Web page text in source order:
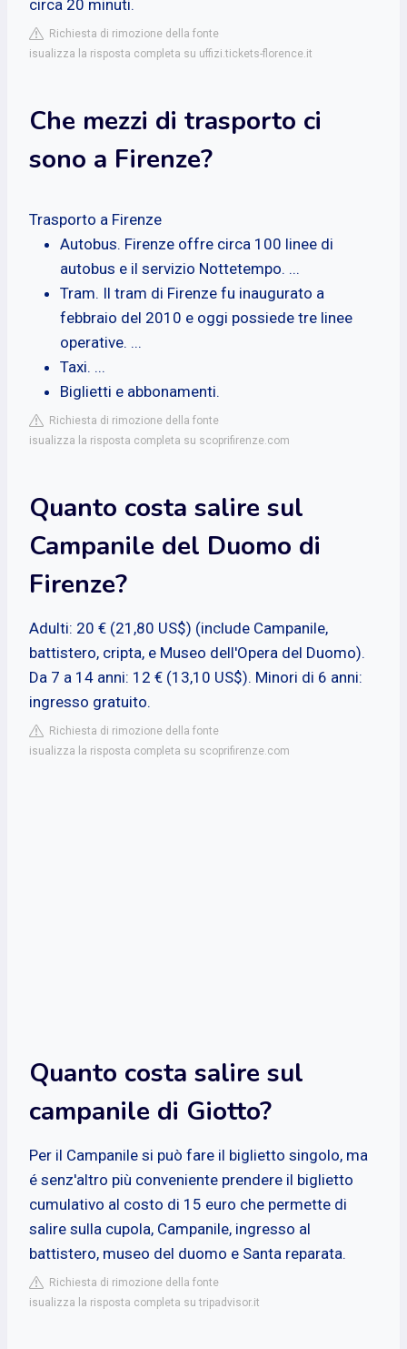
circa 20 minuti.
Richiesta di rimozione della fonte
isualizza la risposta completa su uffizi.tickets-florence.it
Che mezzi di trasporto ci
sono a Firenze?
Trasporto a Firenze
Autobus. Firenze offre circa 100 linee di
autobus e il servizio Nottetempo. ...
Tram. Il tram di Firenze fu inaugurato a
febbraio del 2010 e oggi possiede tre linee
operative. ...
Taxi. ...
Biglietti e abbonamenti.
Richiesta di rimozione della fonte
isualizza la risposta completa su scoprifirenze.com
Quanto costa salire sul
Campanile del Duomo di
Firenze?
Adulti: 20 € (21,80 US$) (include Campanile,
battistero, cripta, e Museo dell'Opera del Duomo).
Da 7 a 14 anni: 12 € (13,10 US$). Minori di 6 anni:
ingresso gratuito.
Richiesta di rimozione della fonte
isualizza la risposta completa su scoprifirenze.com
Quanto costa salire sul
campanile di Giotto?
Per il Campanile si può fare il biglietto singolo, ma
é senz'altro più conveniente prendere il biglietto
cumulativo al costo di 15 euro che permette di
salire sulla cupola, Campanile, ingresso al
battistero, museo del duomo e Santa reparata.
Richiesta di rimozione della fonte
isualizza la risposta completa su tripadvisor.it